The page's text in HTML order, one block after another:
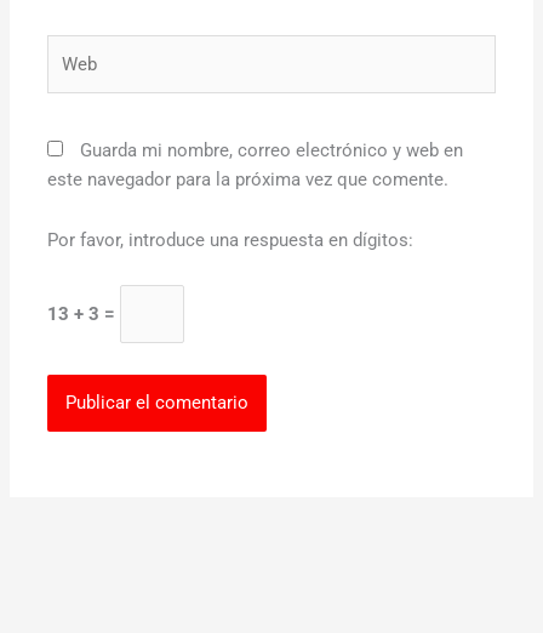
Guarda mi nombre, correo electrónico y web en
este navegador para la próxima vez que comente.
Por favor, introduce una respuesta en dígitos:
13 + 3 =